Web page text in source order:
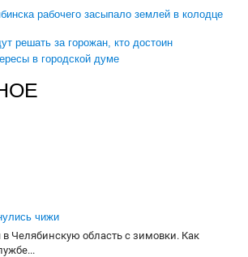
рабочего засыпало землей в колодце
решать за горожан, кто достоин
в городской думе
чижи
Челябинскую область с зимовки. Как